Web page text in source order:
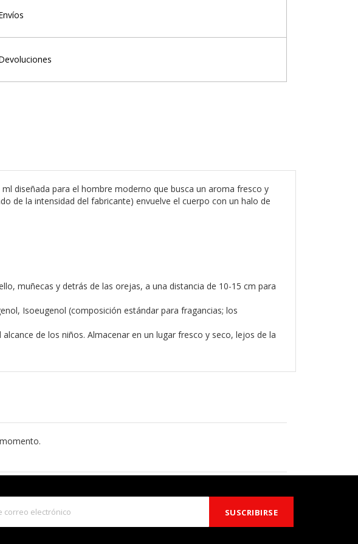
diseñada para el hombre moderno que busca un aroma fresco y
de la intensidad del fabricante) envuelve el cuerpo con un halo de
muñecas y detrás de las orejas, a una distancia de 10-15 cm para
Isoeugenol (composición estándar para fragancias; los
de los niños. Almacenar en un lugar fresco y seco, lejos de la